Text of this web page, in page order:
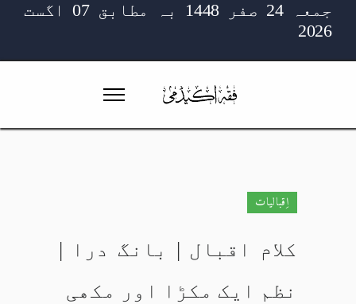
جمعہ 24 صفر 1448 بہ مطابق 07 اگست
2026
اِقبالیات
کلام اقبال | بانگ درا |
نظم ایک مکڑا اور مکھی